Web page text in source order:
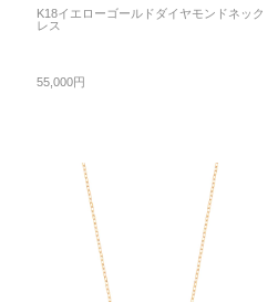
K18イエローゴールドダイヤモンドネック
レス
55,000円